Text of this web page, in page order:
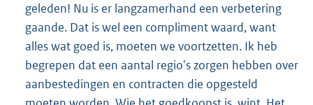
geleden! Nu is er langzamerhand een verbetering
gaande. Dat is wel een compliment waard, want
alles wat goed is, moeten we voortzetten. Ik heb
begrepen dat een aantal regio's zorgen hebben over
aanbestedingen en contracten die opgesteld